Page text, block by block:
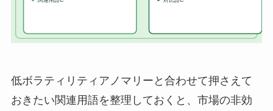
低ボラティリティアノマリーと合わせて押さえて
おきたい関連用語を整理しておくと、市場の非効